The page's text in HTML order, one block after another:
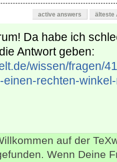
active answers älteste
Da habe ich
Antwort geben:
wissen/fragen/
einen-rechten-
auf der
Wenn Deine